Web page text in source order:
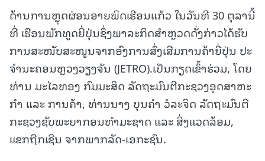
ດ້ານການຫຼຸດຜ່ອນອາຍພິດເຮືອນແກ້ວ ໃນວັນທີ 30 ຕຸລານີ້
ທີ່ ເຮືອນພັກທູດຍີ່ປຸ່ນຊຶ່ງພາລະກິດສໍາຫຼວດດັ່ງກ່າວໄດ້ຮັບ
ການສະໜັບສະໜູນຈາກອົງການສົ່ງເສີມການຄ້າຍີ່ປຸ່ນ ປະ
ຈໍານະຄອນຫຼວງວຽງຈັນ (JETRO).ເປັນກຽດເຂົ້າຮ່ວມ, ໂດຍ
ທ່ານ ມະໄລທອງ ກົມມະສິດ ລັດຖະມົນຕີກະຊວງອຸດສາຫະ
ກໍາ ແລະ ການຄ້າ, ທ່ານນາງ ບຸນຄໍາ ວໍລະຈິດ ລັດຖະມົນຕີ
ກະຊວງຊັບພະຍາກອນທໍາມະຊາດ ແລະ ສິ່ງແວດລ້ອມ,
ແຂກຖືກເຊີນ ຈາກພາກລັດ-ເອກະຊົນ.